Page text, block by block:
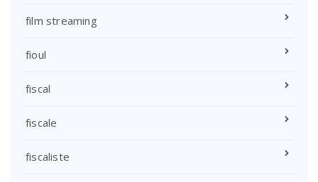
film streaming
fioul
fiscal
fiscale
fiscaliste